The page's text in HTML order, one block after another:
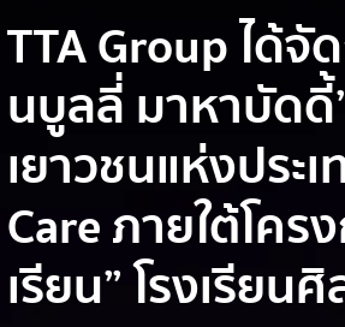
TTA Group ได้จั
นบูลลี่ มาหาบัดดี้
เยาวชนแห่งประ
Care ภายใต้โคร
เรียน” โรงเรีย